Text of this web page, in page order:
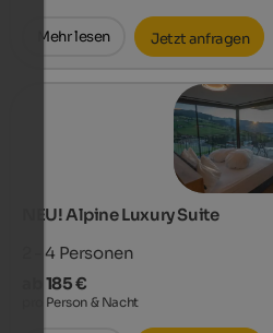
Mehr lesen Jetzt anfragen
NEU! Alpine Luxury Suite
2 - 4 Personen
ab 185 €
pro Person & Nacht